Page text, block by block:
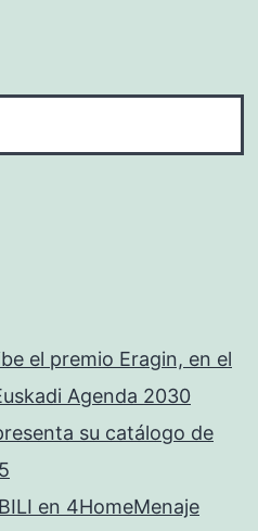
el premio Eragin, en el
Agenda 2030
su catálogo de
en 4HomeMenaje